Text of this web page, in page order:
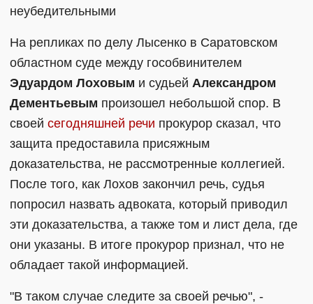
неубедительными
На репликах по делу Лысенко в Саратовском
областном суде между гособвинителем
Эдуардом Лоховым и судьей Александром
Дементьевым произошел небольшой спор. В
своей сегодняшней речи прокурор сказал, что
защита предоставила присяжным
доказательства, не рассмотренные коллегией.
После того, как Лохов закончил речь, судья
попросил назвать адвоката, который приводил
эти доказательства, а также том и лист дела, где
они указаны. В итоге прокурор признал, что не
обладает такой информацией.
"В таком случае следите за своей речью", -